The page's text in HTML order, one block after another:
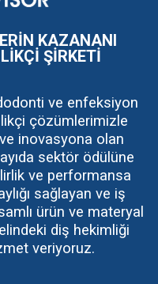
KAZANANI
ŞİRKETİ
ve enfeksiyon
çözümlerimizle
inovasyona olan
sektör ödülüne
ve performansa
sağlayan ve iş
ürün ve materyal
diş hekimliği
veriyoruz.